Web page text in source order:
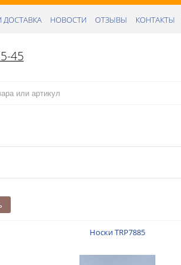
ДОСТАВКА НОВОСТИ ОТЗЫВЫ КОНТАКТЫ
45
Носки TRP7885